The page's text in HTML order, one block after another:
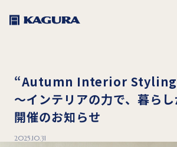
“Autumn Interior Styling
～インテリアの力で、暮ら
開催のお知らせ
2025.10.31